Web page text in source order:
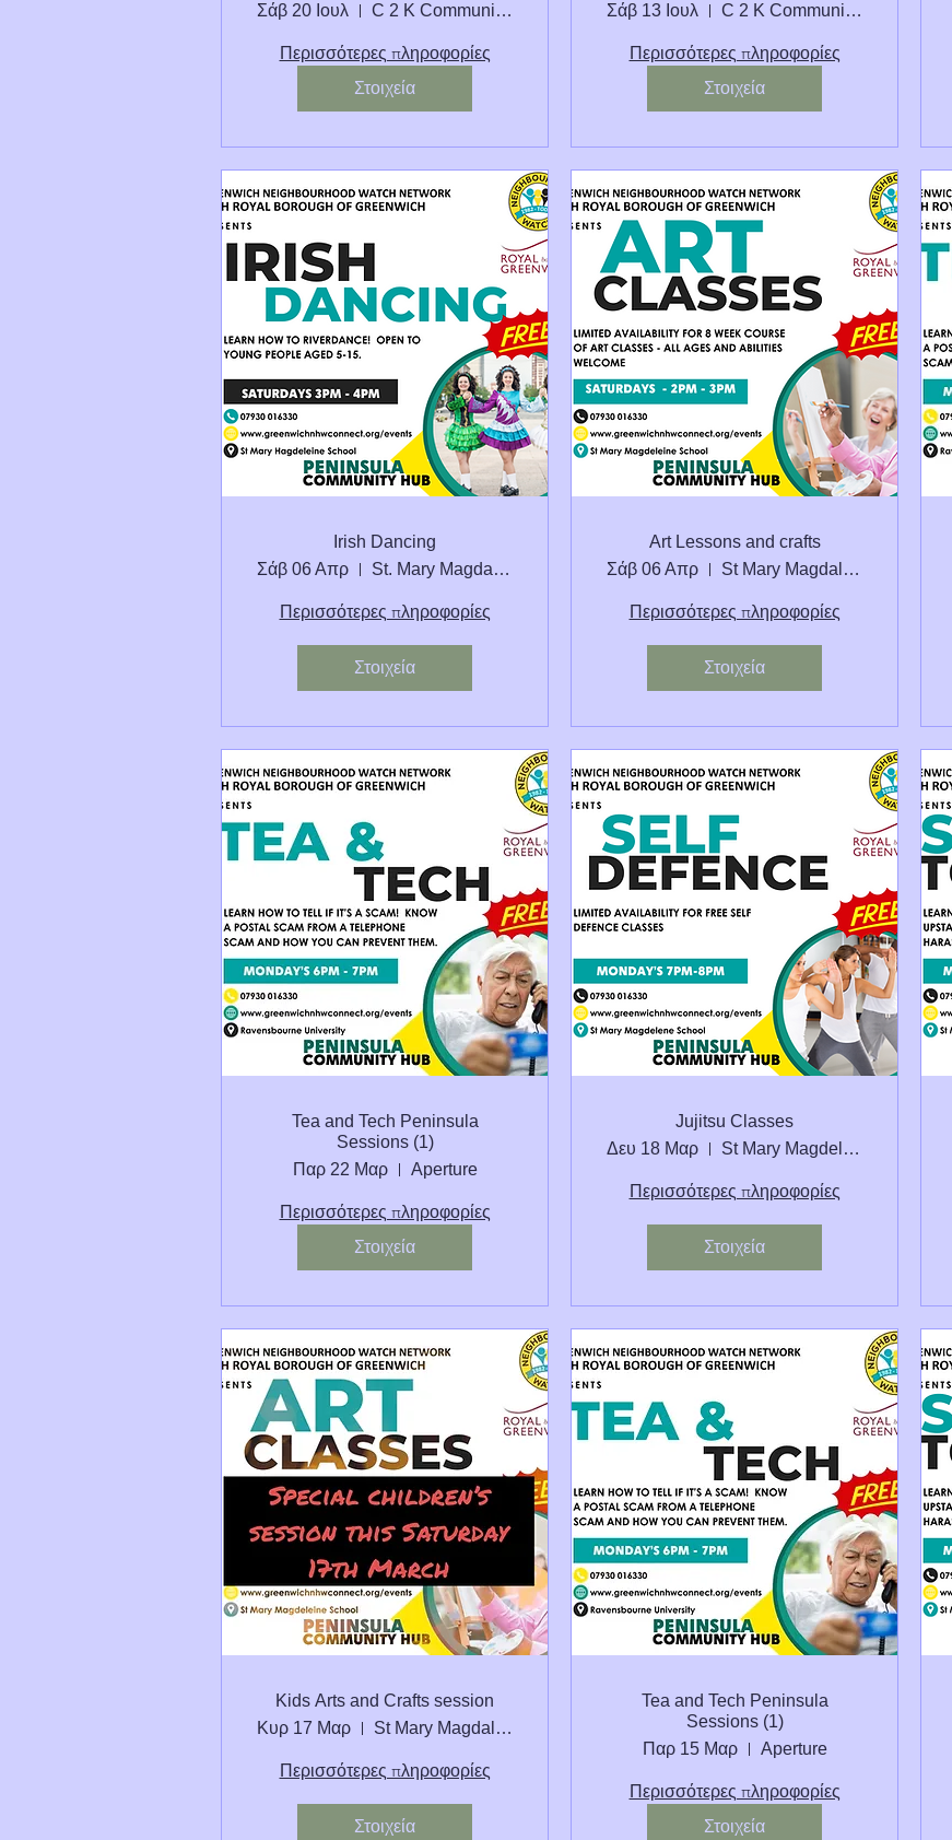
Σάβ 20 Ιουλ
C 2 K Community Centre
Περισσότερες πληροφορίες
Στοιχεία
Σάβ 13 Ιουλ
C 2 K Community Centre
Περισσότερες πληροφορίες
Στοιχεία
Irish Dancing
Σάβ 06 Απρ
St. Mary Magdalene C of E School Seconda
Περισσότερες πληροφορίες
Στοιχεία
Art Lessons and crafts
Σάβ 06 Απρ
St Mary Magdalene School
Περισσότερες πληροφορίες
Στοιχεία
Tea and Tech Peninsula
Sessions (1)
Παρ 22 Μαρ
Aperture
Περισσότερες πληροφορίες
Στοιχεία
Jujitsu Classes
Δευ 18 Μαρ
St Mary Magdelene Junior School
Περισσότερες πληροφορίες
Στοιχεία
Kids Arts and Crafts session
Κυρ 17 Μαρ
St Mary Magdalene C of E School Peninsul
Περισσότερες πληροφορίες
Στοιχεία
Tea and Tech Peninsula
Sessions (1)
Παρ 15 Μαρ
Aperture
Περισσότερες πληροφορίες
Στοιχεία